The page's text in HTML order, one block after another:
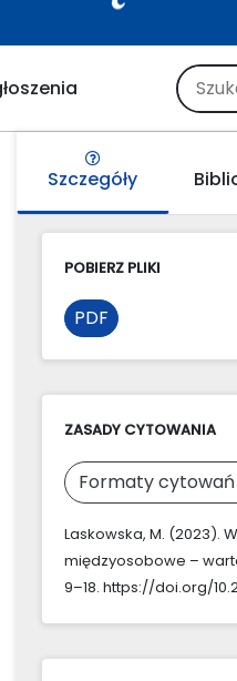
Szczegóły
POBIERZ PLIKI
PDF
ZASADY CYTOWANIA
Formaty cytowań
Laskowska, M. (2023).
międzyosobowe –
9–18. https://doi.org/